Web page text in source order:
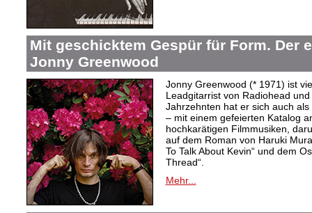
Mit geschicktem Gespür für Form. Der
Jonny Greenwood
Jonny Greenwood (* 1971) ist
Leadgitarrist von Radiohead
Jahrzehnten hat er sich auch
– mit einem gefeierten Katalog
hochkarätigen Filmmusiken,
auf dem Roman von Haruki
To Talk About Kevin“ und dem
Thread“.
Mehr...